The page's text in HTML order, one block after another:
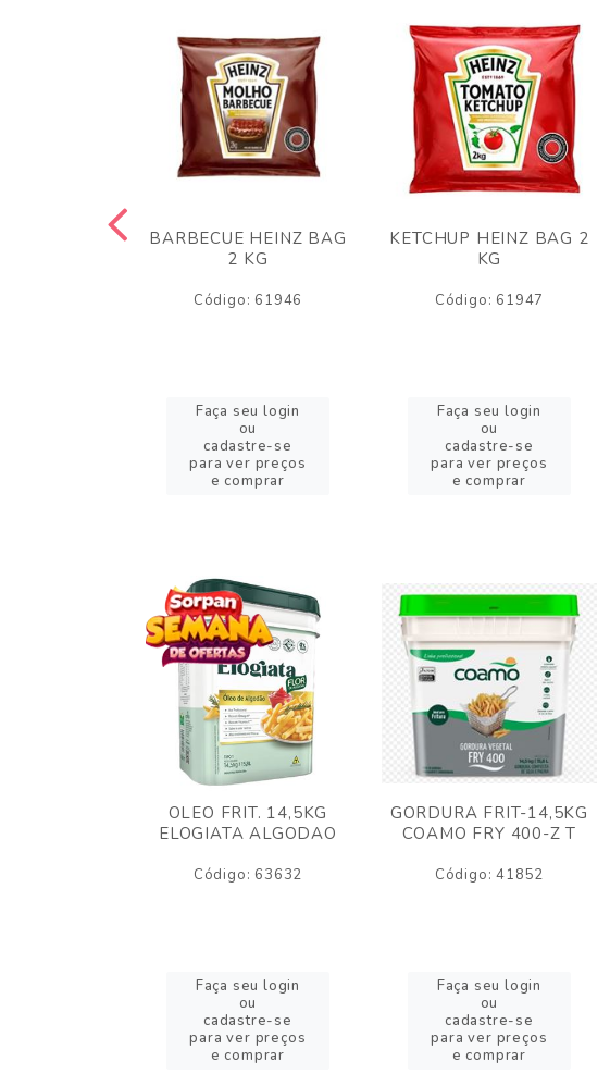
BARBECUE HEINZ BAG
2 KG
Código: 61946
Faça seu login
ou
cadastre-se
para ver preços
e comprar
KETCHUP HEINZ BAG 2
KG
Código: 61947
Faça seu login
ou
cadastre-se
para ver preços
e comprar
OLEO FRIT. 14,5KG
ELOGIATA ALGODAO
Código: 63632
Faça seu login
ou
cadastre-se
para ver preços
e comprar
GORDURA FRIT-14,5KG
COAMO FRY 400-Z T
Código: 41852
Faça seu login
ou
cadastre-se
para ver preços
e comprar